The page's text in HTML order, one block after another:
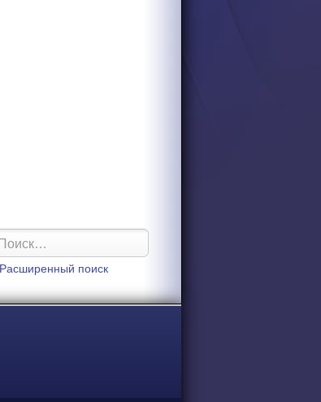
Расширенный поиск